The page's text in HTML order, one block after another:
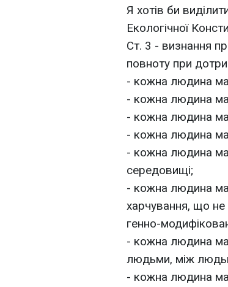
Я хотів би
Екологічної
Ст. 3 - визнання
повноту при
- кожна людина
- кожна людина
- кожна людина
- кожна людина
- кожна людина
середовищі;
- кожна людина
харчування, що не
генно-
- кожна людина
людьми, між
- кожна людина